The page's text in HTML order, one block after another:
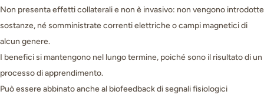
Non presenta effetti collaterali e non è invasivo: non vengono introdotte
sostanze, né somministrate correnti elettriche o campi magnetici di
alcun genere.
I benefici si mantengono nel lungo termine, poiché sono il risultato di un
processo di apprendimento.
Può essere abbinato anche al biofeedback di segnali fisiologici